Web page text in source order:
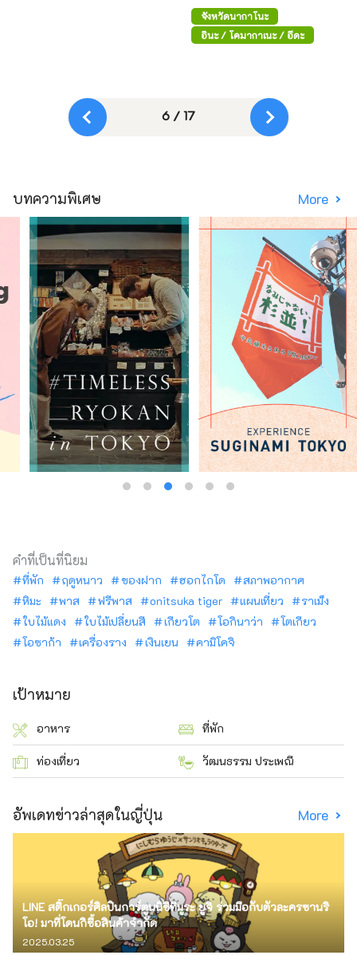
จังหวัดนากาโนะ
อินะ / โคมากาเนะ / อีดะ
6 / 17
บทความพิเศษ More
คำที่เป็นที่นิยม
ที่พัก ฤดูหนาว ของฝาก ฮอกไกโด
สภาพอากาศ
หิมะ
พาส ฟรีพาส onitsuka tiger แผนเที่ยว
ราเม็ง
ใบไม้แดง
ใบไม้เปลี่ยนสี เกียวโต โอกินาว่า
โตเกียว
โอซาก้า
เครื่องราง เงินเยน คามิโคจิ
เป้าหมาย
อาหาร ที่พัก
ท่องเที่ยว วัฒนธรรม ประเพณี
อัพเดทข่าวล่าสุดในญี่ปุ่น More
LINE สติ๊กเกอร์ศิลปินการ์ตูนนิชิทีมูระ ยูจิ ร่วมมือกับตัวละครซานริ
โอ! มาที่โดนกิซื้อสินค้าจำกัด
2025.03.25